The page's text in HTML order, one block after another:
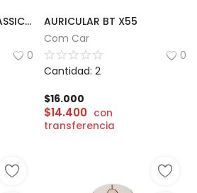
POWERBANK SOUL CLASSIC 400 | 20000mAh
0
AURICULAR BT X55
Com Car
0
Cantidad: 2
$16.000
$14.400 con
transferencia